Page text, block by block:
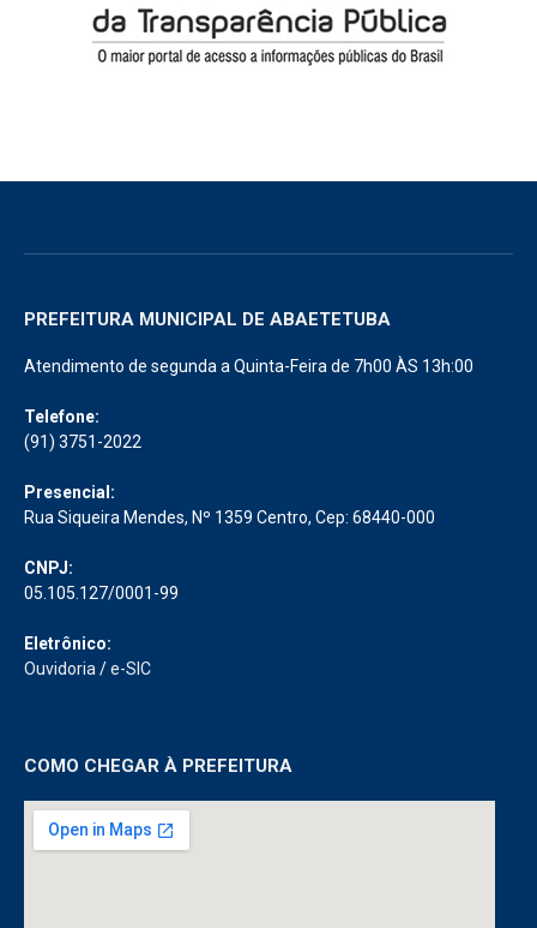
PREFEITURA MUNICIPAL DE ABAETETUBA
Atendimento de segunda a Quinta-Feira de 7h00 ÀS 13h:00
Telefone:
(91) 3751-2022
Presencial:
Rua Siqueira Mendes, Nº 1359 Centro, Cep: 68440-000
CNPJ:
05.105.127/0001-99
Eletrônico:
Ouvidoria /e-SIC
COMO CHEGAR À PREFEITURA